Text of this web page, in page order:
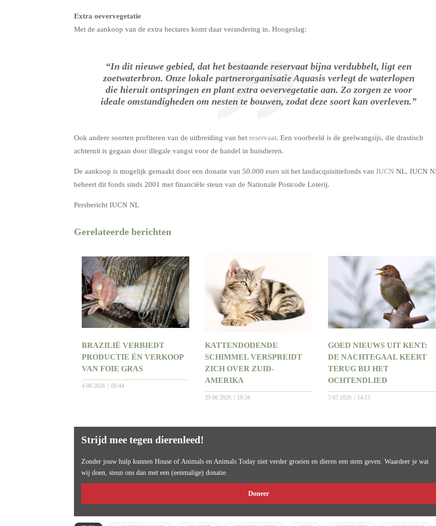
Extra oevervegetatie
Met de aankoop van de extra hectares komt daar verandering in. Hoogeslag:
“In dit nieuwe gebied, dat het bestaande reservaat bijna verdubbelt, ligt een
zoetwaterbron. Onze lokale partnerorganisatie Aquasis verlegt de waterlopen
die hieruit ontspringen en plant extra oevervegetatie aan. Zo zorgen ze voor
ideale omstandigheden om nesten te bouwen, zodat deze soort kan overleven.”
Ook andere soorten profiteren van de uitbreiding van het reservaat. Een voorbeeld is de geelwangsijs, die drastisch
achteruit is gegaan door illegale vangst voor de handel in huisdieren.
De aankoop is mogelijk gemaakt door een donatie van 50.000 euro uit het landacquisitiefonds van IUCN NL. IUCN
beheert dit fonds sinds 2001 met financiële steun van de Nationale Postcode Loterij.
Persbericht IUCN NL
Gerelateerde berichten
BRAZILIË VERBIEDT
PRODUCTIE ÉN VERKOOP
VAN FOIE GRAS
4 08 2026 09:44
KATTENDODENDE
SCHIMMEL VERSPREIDT
ZICH OVER ZUID-
AMERIKA
29 06 2026 19:34
GOED NIEUWS UIT KENT:
DE NACHTEGAAL KEERT
TERUG BIJ HET
OCHTENDLIED
5 05 2026 14:15
Strijd mee tegen dierenleed!
Zonder jouw hulp kunnen House of Animals en Animals Today niet verder groeien en dieren een stem geven. Waardeer je wat
wij doen, steun ons dan met een (eenmalige) donatie.
Doneer